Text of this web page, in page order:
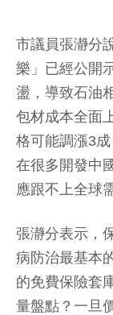
市議員張瀞分
樂」已經公開
盪，導致石油
包材成本全面
格可能調漲3
在很多開發中
應跟不上全球
張瀞分表示，
病防治最基本
的免費保險套
量盤點？一旦